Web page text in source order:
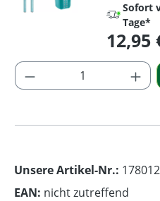
Sofort
Tage*
Regulärer
12,95
Produkt Anzahl:
Unsere Artikel-Nr.:
EAN: nicht zutreffend